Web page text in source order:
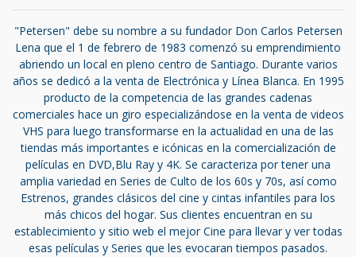
"Petersen" debe su nombre a su fundador Don Carlos Petersen
Lena que el 1 de febrero de 1983 comenzó su emprendimiento
abriendo un local en pleno centro de Santiago. Durante varios
años se dedicó a la venta de Electrónica y Línea Blanca. En 1995
producto de la competencia de las grandes cadenas
comerciales hace un giro especializándose en la venta de videos
VHS para luego transformarse en la actualidad en una de las
tiendas más importantes e icónicas en la comercialización de
películas en DVD,Blu Ray y 4K. Se caracteriza por tener una
amplia variedad en Series de Culto de los 60s y 70s, así como
Estrenos, grandes clásicos del cine y cintas infantiles para los
más chicos del hogar. Sus clientes encuentran en su
establecimiento y sitio web el mejor Cine para llevar y ver todas
esas películas y Series que les evocaran tiempos pasados.